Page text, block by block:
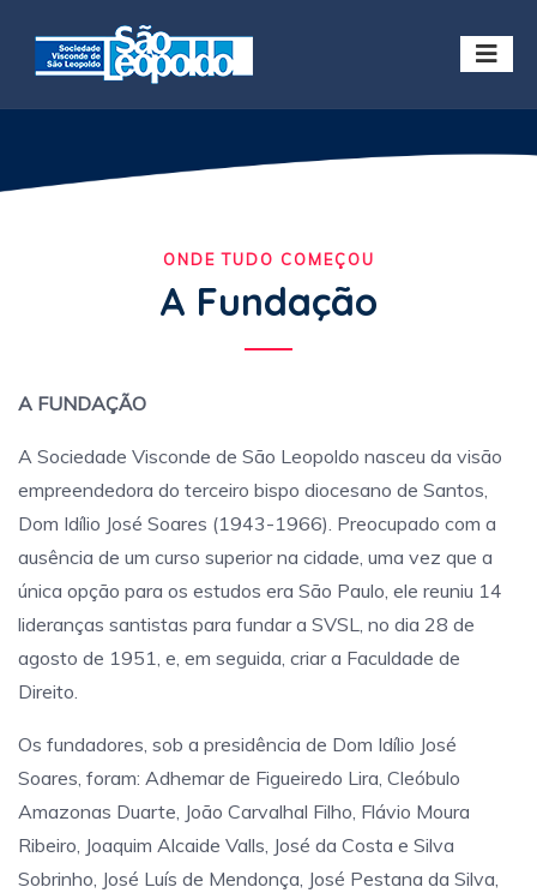
ONDE TUDO COMEÇOU
A Fundação
A FUNDAÇÃO
A Sociedade Visconde de São Leopoldo nasceu da visão
empreendedora do terceiro bispo diocesano de Santos,
Dom Idílio José Soares (1943-1966). Preocupado com a
ausência de um curso superior na cidade, uma vez que a
única opção para os estudos era São Paulo, ele reuniu 14
lideranças santistas para fundar a SVSL, no dia 28 de
agosto de 1951, e, em seguida, criar a Faculdade de
Direito.
Os fundadores, sob a presidência de Dom Idílio José
Soares, foram: Adhemar de Figueiredo Lira, Cleóbulo
Amazonas Duarte, João Carvalhal Filho, Flávio Moura
Ribeiro, Joaquim Alcaide Valls, José da Costa e Silva
Sobrinho, José Luís de Mendonça, José Pestana da Silva,